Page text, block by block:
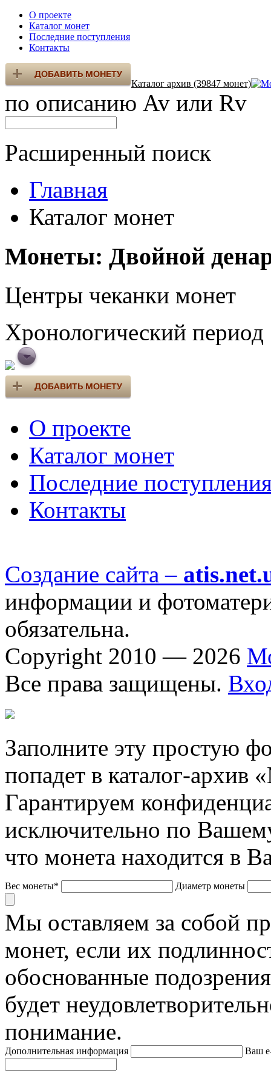
О проекте
Каталог монет
Последние поступления
Контакты
Каталог архив (39847 монет)
по описанию Av или Rv
Расширенный поиск
Главная
Каталог монет
Монеты: Двойной
Центры чеканки монет
Хронологический период
О проекте
Каталог монет
Последние
Контакты
Создание сайта –
информации и
обязательна.
Copyright 2010 — 2026
Все права защищены.
Заполните эту простую
попадет в каталог-архив
Гарантируем
исключительно по
что монета находится в
Вес монеты* Диаметр монеты
Мы оставляем за собой
монет, если их
обоснованные
будет
понимание.
Дополнительная информация Ваш